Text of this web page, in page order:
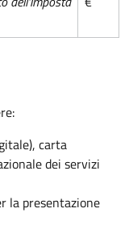
carta
dei servizi
la presentazione